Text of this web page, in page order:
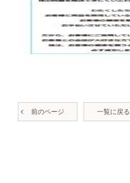
前のページ 一覧に戻る